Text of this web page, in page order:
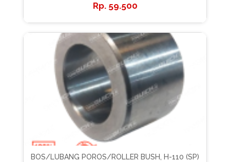
59.500
BOS/LUBANG POROS/ROLLER BUSH, H-110 (SP)